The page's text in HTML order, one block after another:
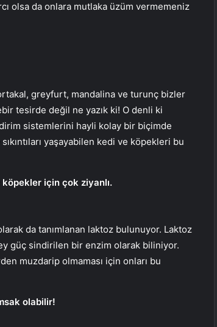
olsa da onlara mutlaka üzüm vermemeniz
greyfurt, mandalina ve turunç bizler
tesirde değil ne yazık ki! O denli ki
sistemlerini hayli kolay bir biçimde
yaşayabilen kedi ve köpekleri bu
köpekler için çok ziyanlı.
da tanımlanan laktoz bulunuyor. Laktoz
güç sindirilen bir enzim olarak biliniyor.
muzdarip olmaması için onları bu
olabilir!